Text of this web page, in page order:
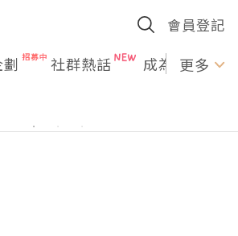
會員登記
社群熱話 成為U更多